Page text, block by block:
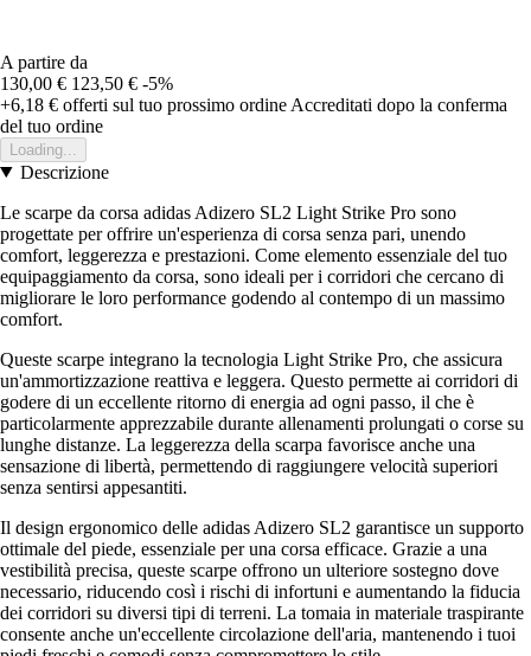
A partire da
130,00 € 123,50 € -5%
+6,18 € offerti sul tuo prossimo ordine Accreditati dopo la conferma
del tuo ordine
Loading...
Descrizione
Le scarpe da corsa adidas Adizero SL2 Light Strike Pro sono
progettate per offrire un'esperienza di corsa senza pari, unendo
comfort, leggerezza e prestazioni. Come elemento essenziale del tuo
equipaggiamento da corsa, sono ideali per i corridori che cercano di
migliorare le loro performance godendo al contempo di un massimo
comfort.
Queste scarpe integrano la tecnologia Light Strike Pro, che assicura
un'ammortizzazione reattiva e leggera. Questo permette ai corridori di
godere di un eccellente ritorno di energia ad ogni passo, il che è
particolarmente apprezzabile durante allenamenti prolungati o corse su
lunghe distanze. La leggerezza della scarpa favorisce anche una
sensazione di libertà, permettendo di raggiungere velocità superiori
senza sentirsi appesantiti.
Il design ergonomico delle adidas Adizero SL2 garantisce un supporto
ottimale del piede, essenziale per una corsa efficace. Grazie a una
vestibilità precisa, queste scarpe offrono un ulteriore sostegno dove
necessario, riducendo così i rischi di infortuni e aumentando la fiducia
dei corridori su diversi tipi di terreni. La tomaia in materiale traspirante
consente anche un'eccellente circolazione dell'aria, mantenendo i tuoi